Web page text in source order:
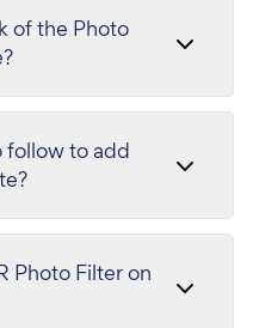
of the Photo
follow to add
Photo Filter on